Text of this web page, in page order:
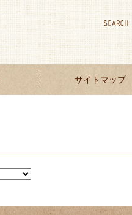
サイトマップ